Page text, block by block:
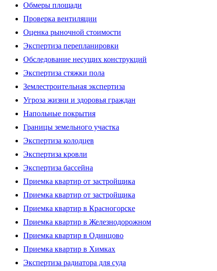
Обмеры площади
Проверка вентиляции
Оценка рыночной стоимости
Экспертиза перепланировки
Обследование несущих конструкций
Экспертиза стяжки пола
Землестроительная экспертиза
Угроза жизни и здоровья граждан
Напольные покрытия
Границы земельного участка
Экспертиза колодцев
Экспертиза кровли
Экспертиза бассейна
Приемка квартир от застройщика
Приемка квартир от застройщика
Приемка квартир в Красногорске
Приемка квартир в Железнодорожном
Приемка квартир в Одинцово
Приемка квартир в Химках
Экспертиза радиатора для суда